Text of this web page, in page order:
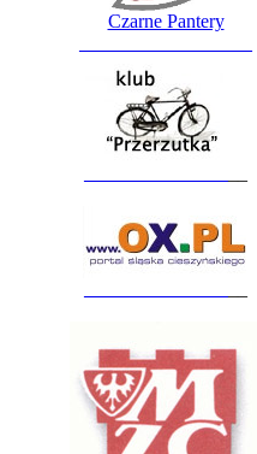
Czarne Pantery